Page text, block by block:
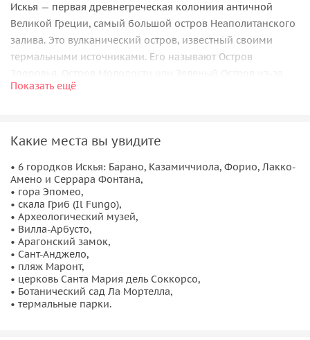
Искья — первая древнегреческая колониия античной
Великой Греции, самый большой остров Неаполитанского
залива. Это вулканический остров, известный своими
термальными источниками. Его называют Остров
зеленого цвета туфа.
волшебный микс, который превращает остров Искья в
идеальное место для отдыха и лечения!
Термальные источники
Спектр характеристик термальных вод, которыми богат
этот остров с огненным сердцем, настолько широк, что их
используют при лечении огромного количества
патологий, которые можно сгруппировать в следующие
группы: дерматология, ухо-горло-нос, ортопедия и
травмотология, гинекология, ревматология и общая
Показать ещё
Какие места вы увидите
• 6 городков Искья: Барано, Казамиччиола, Форио, Лакко-
Амено и Серрара Фонтана,
• гора Эпомео,
• скала Гриб (Il Fungo),
• Археологический музей,
• Вилла-Арбусто,
• Арагонский замок,
• Сант-Анджело,
• пляж Маронт,
• церковь Санта Мария дель Соккорсо,
• Ботанический сад Ла Мортелла,
• термальные парки.